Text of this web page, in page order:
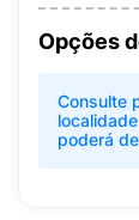
Opções
Consulte
poderá